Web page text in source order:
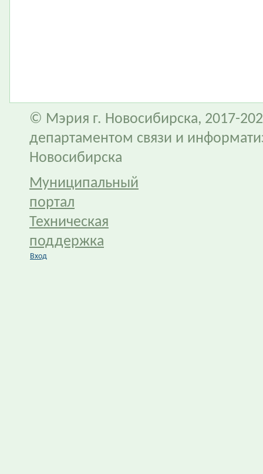
© Мэрия г. Новосибирска, 2017-
департаментом связи и
Новосибирска
Муниципальный
портал
Техническая
поддержка
Вход